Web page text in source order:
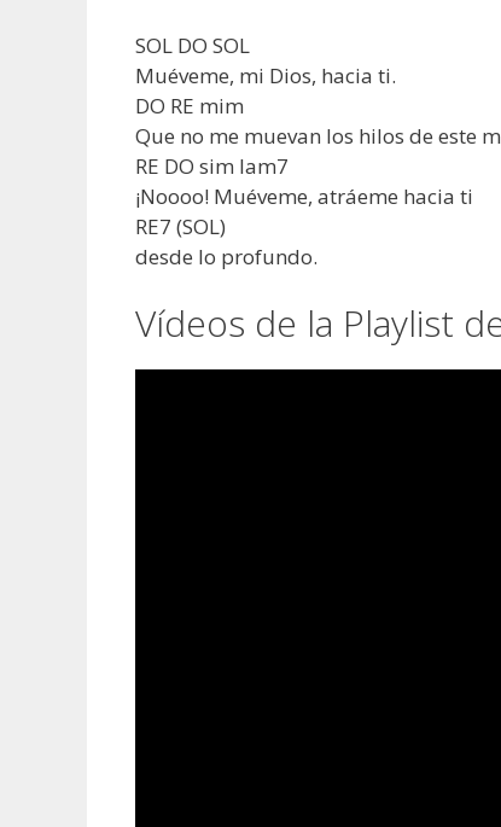
SOL DO SOL
Muéveme, mi Dios, hacia ti.
DO RE mim
Que no me muevan los hilos de este
RE DO sim lam7
¡Noooo! Muéveme, atráeme hacia ti
RE7 (SOL)
desde lo profundo.
Vídeos de la Playlist